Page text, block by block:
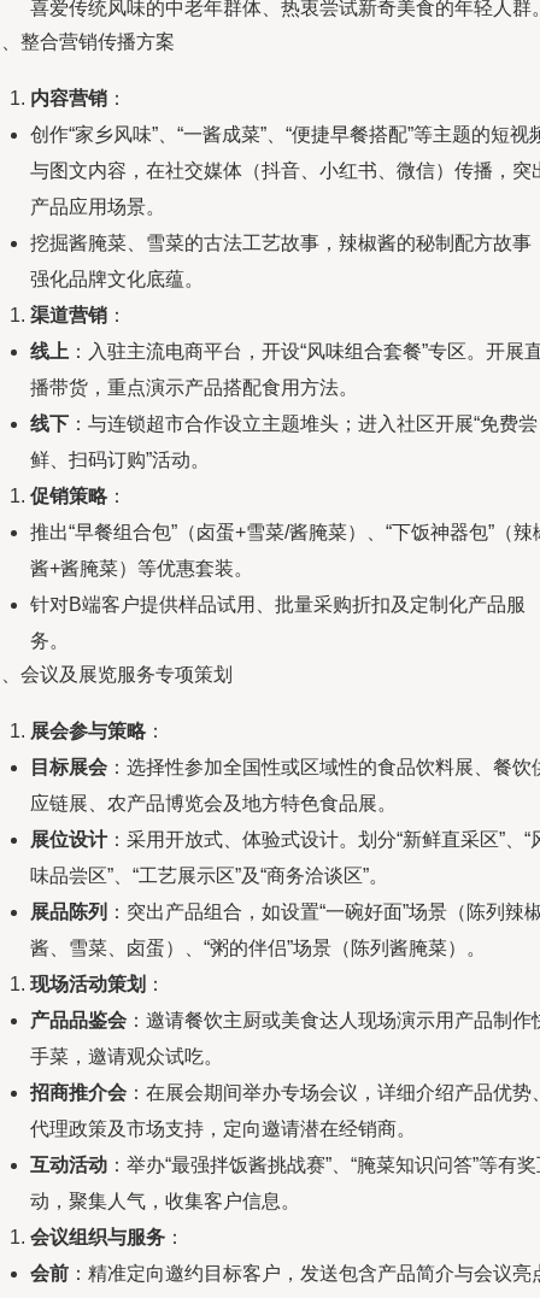
喜爱传统风味的中老年群体、热衷尝试新奇美食的年轻人群
整合营销传播方案
内容营销 ：
创作“家乡风味”、“一酱成菜”、“便捷早餐搭配”等主题的短视
与图文内容，在社交媒体（抖音、小红书、微信）传播，突
产品应用场景。
挖掘酱腌菜、雪菜的古法工艺故事，辣椒酱的秘制配方故事
强化品牌文化底蕴。
渠道营销 ：
线上 ：入驻主流电商平台，开设“风味组合套餐”专区。开展
播带货，重点演示产品搭配食用方法。
线下 ：与连锁超市合作设立主题堆头；进入社区开展“免费尝
鲜、扫码订购”活动。
促销策略 ：
推出“早餐组合包”（卤蛋+雪菜/酱腌菜）、“下饭神器包”（辣
酱+酱腌菜）等优惠套装。
针对B端客户提供样品试用、批量采购折扣及定制化产品服
务。
会议及展览服务专项策划
展会参与策略 ：
目标展会 ：选择性参加全国性或区域性的食品饮料展、餐饮
应链展、农产品博览会及地方特色食品展。
展位设计：采用开放式、体验式设计。划分“新鲜直采区”、“
味品尝区”、“工艺展示区”及“商务洽谈区”。
展品陈列 ：突出产品组合，如设置“一碗好面”场景（陈列辣
酱、雪菜、卤蛋）、“粥的伴侣”场景（陈列酱腌菜）。
现场活动策划 ：
产品品鉴会 ：邀请餐饮主厨或美食达人现场演示用产品制作
手菜，邀请观众试吃。
招商推介会 ：在展会期间举办专场会议，详细介绍产品优势
代理政策及市场支持，定向邀请潜在经销商。
互动活动 ：举办“最强拌饭酱挑战赛”、“腌菜知识问答”等有
动，聚集人气，收集客户信息。
会议组织与服务 ：
会前 ：精准定向邀约目标客户，发送包含产品简介与会议亮